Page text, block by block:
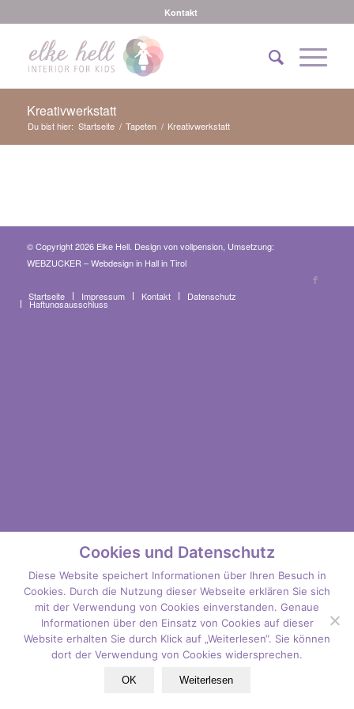
Kontakt
Kreativwerkstatt
Du bist hier: Startseite / Tapeten / Kreativwerkstatt
© Copyright 2026 Elke Hell. Design vonvollpension, Umsetzung:
WEBZUCKER – Webdesign in Hall in Tirol
Startseite Impressum Kontakt Datenschutz
Haftungsausschluss
Cookies und Datenschutz
Diese Website speichert Informationen über Ihren Besuch in
Cookies. Durch die Nutzung dieser Webseite erklären Sie sich
mit der Verwendung von Cookies einverstanden. Genaue
Informationen über den Einsatz von Cookies auf dieser
Website erhalten Sie durch Klick auf „Weiterlesen“. Sie können
dort der Verwendung von Cookies widersprechen.
OK Weiterlesen